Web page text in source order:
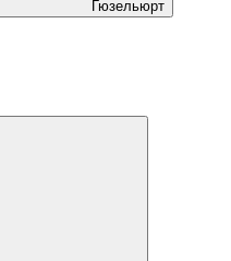
Гюзельюрт